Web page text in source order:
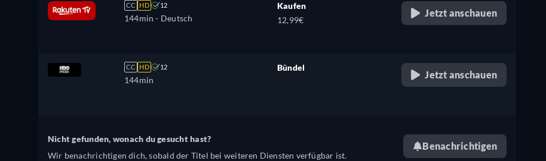
CC HD 12
144min - Deutsch
Kaufen
12,99€
Jetzt anschauen
CC HD 12
144min
Bündel
Jetzt anschauen
Nicht gefunden, wonach du gesucht hast?
Wir benachrichtigen dich, sobald der Titel bei weiteren Diensten verfügbar ist.
Benachrichtigen